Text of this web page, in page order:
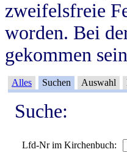
zweifelsfreie
worden. Bei
gekommen
Alles Suchen Auswahl
Suche:
Lfd-Nr im Kirchenbuch: